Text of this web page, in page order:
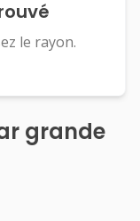
le rayon.
grande